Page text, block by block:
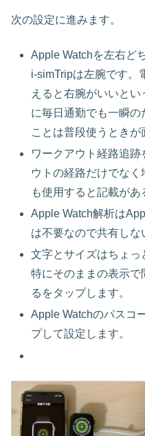
次の設定に進みます。
Apple Watchを左右ど
i-simTripは左腕です。
えると右腕がいいと
に毎日通勤でも一瞬の
ことは普段使うときが
ワークアウト経路追
ウトの経路だけでな
も使用すると記載があ
Apple Watch解析は
は不要なので共有しな
文字とサイズはちょ
特にそのままの表示
るをタップします。
Apple Watchのパスコ
プして設定します。